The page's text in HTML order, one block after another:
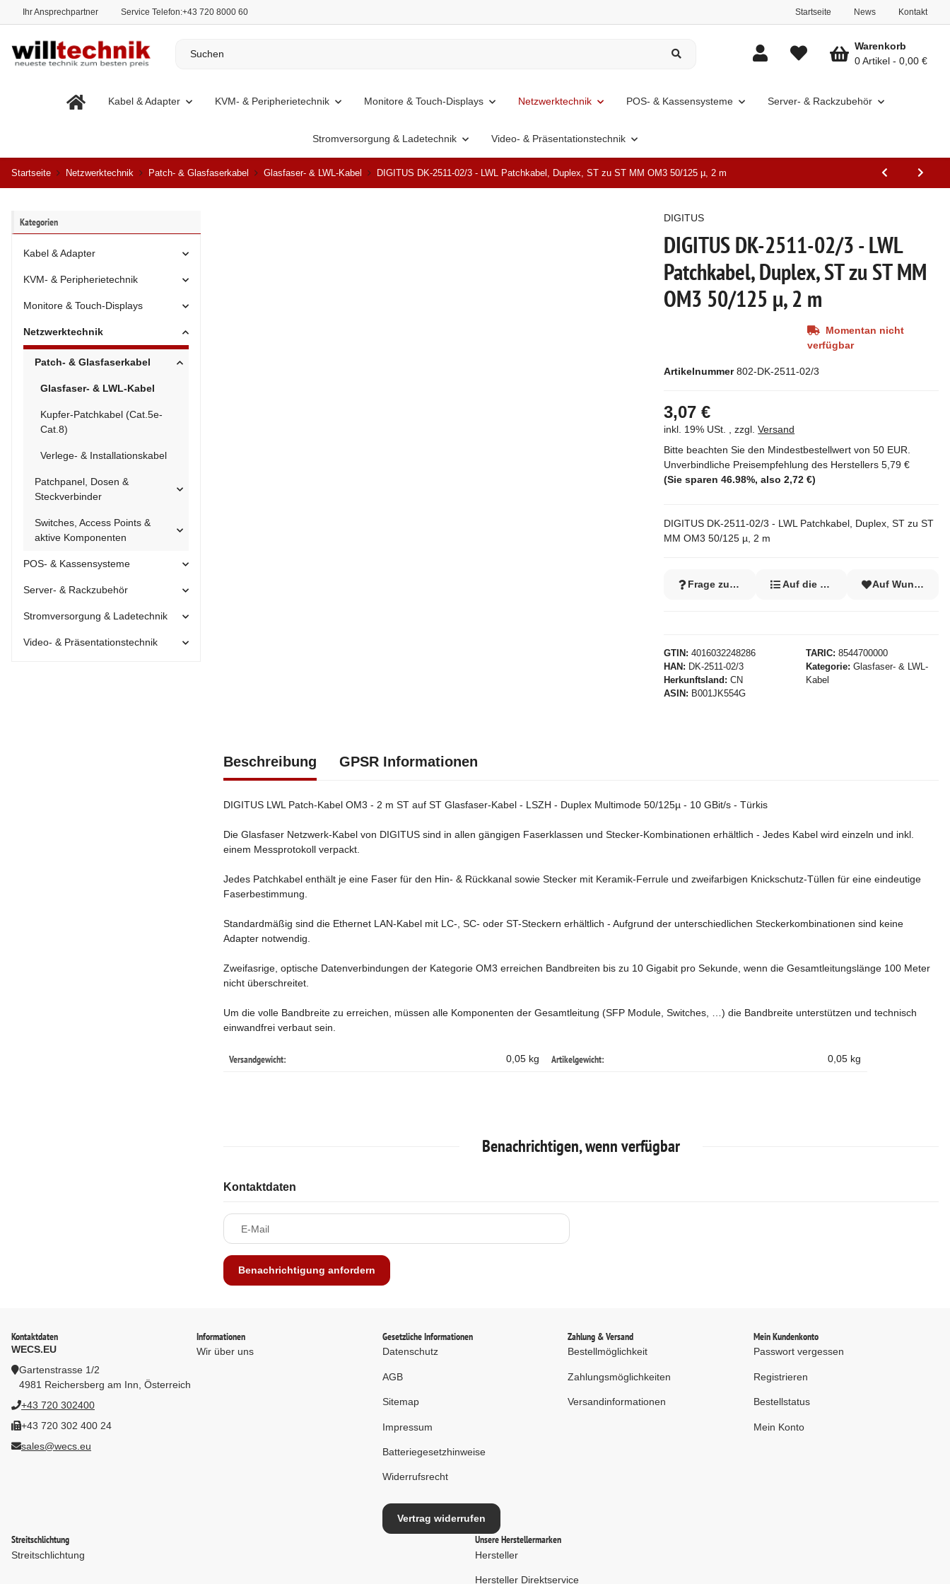
Ihr Ansprechpartner Service Telefon:+43 720 8000 60 Startseite News Kontakt
Kabel & Adapter KVM- & Peripherietechnik Monitore & Touch-Displays Netzwerktechnik POS- & Kassensysteme Server- & Rackzubehör
Stromversorgung & Ladetechnik Video- & Präsentationstechnik
Warenkorb
0 Artikel
0,00 €
Startseite Netzwerktechnik Patch- & Glasfaserkabel Glasfaser- & LWL-Kabel DIGITUS DK-2511-02/3 - LWL Patchkabel, Duplex, ST zu ST MM OM3 50/125 µ, 2 m
DIGITUS DK-2511-02/3 - LWL
Patchkabel, Duplex, ST zu ST MM
OM3 50/125 µ, 2 m
Artikelnummer 802-DK-2511-02/3
GTIN
4016032248286
HAN
DK-2511-02/3
Herkunftsland
CN
ASIN
B001JK554G
TARIC 8544700000
Kategorie Glasfaser- & LWL-
Kabel
DIGITUS
DIGITUS DK-2511-02/3 - LWL Patchkabel, Duplex, ST zu ST
MM OM3 50/125 µ, 2 m
3,07 €
inkl. 19% USt. , zzgl.Versand
Bitte beachten Sie den Mindestbestellwert von 50 EUR.
Unverbindliche Preisempfehlung des Herstellers 5,79 €
(Sie sparen46.98%, also2,72 €)
Frage zum Artikel Auf die Vergleichsliste
Auf
Momentan nicht
verfügbar
Beschreibung GPSR Informationen
DIGITUS LWL Patch-Kabel OM3 - 2 m ST auf ST Glasfaser-Kabel - LSZH - Duplex Multimode 50/125µ - 10 GBit/s - Türkis
Die Glasfaser Netzwerk-Kabel von DIGITUS sind in allen gängigen Faserklassen und Stecker-Kombinationen erhältlich - Jedes Kabel wird einzeln und inkl.
einem Messprotokoll verpackt.
Jedes Patchkabel enthält je eine Faser für den Hin- & Rückkanal sowie Stecker mit Keramik-Ferrule und zweifarbigen Knickschutz-Tüllen für eine eindeutige
Faserbestimmung.
Standardmäßig sind die Ethernet LAN-Kabel mit LC-, SC- oder ST-Steckern erhältlich - Aufgrund der unterschiedlichen Steckerkombinationen sind keine
Adapter notwendig.
Zweifasrige, optische Datenverbindungen der Kategorie OM3 erreichen Bandbreiten bis zu 10 Gigabit pro Sekunde, wenn die Gesamtleitungslänge 100 Meter
nicht überschreitet.
Um die volle Bandbreite zu erreichen, müssen alle Komponenten der Gesamtleitung (SFP Module, Switches, …) die Bandbreite unterstützen und technisch
einwandfrei verbaut sein.
Versandgewicht: 0,05 kg Artikelgewicht: 0,05 kg
Benachrichtigen, wenn verfügbar
Kontaktdaten
E-Mail
Benachrichtigung anfordern
Kategorien
Kabel & Adapter
KVM- & Peripherietechnik
Monitore & Touch-Displays
Netzwerktechnik
Patch- & Glasfaserkabel
Glasfaser- & LWL-Kabel
Kupfer-Patchkabel (Cat.5e-
Cat.8)
Verlege- & Installationskabel
Patchpanel, Dosen &
Steckverbinder
Switches, Access Points &
aktive Komponenten
POS- & Kassensysteme
Server- & Rackzubehör
Stromversorgung & Ladetechnik
Video- & Präsentationstechnik
Kontaktdaten
WECS.EU
Gartenstrasse 1/2
4981 Reichersberg am Inn, Österreich
+43 720 302400
+43 720 302 400 24
sales@wecs.eu
Informationen
Wir über uns
Gesetzliche Informationen
Datenschutz
AGB
Sitemap
Impressum
Batteriegesetzhinweise
Widerrufsrecht
Vertrag widerrufen
Zahlung & Versand
Bestellmöglichkeit
Zahlungsmöglichkeiten
Versandinformationen
Mein Kundenkonto
Passwort vergessen
Registrieren
Bestellstatus
Mein Konto
Streitschlichtung
Streitschlichtung
Unsere Herstellermarken
Hersteller
Hersteller Direktservice